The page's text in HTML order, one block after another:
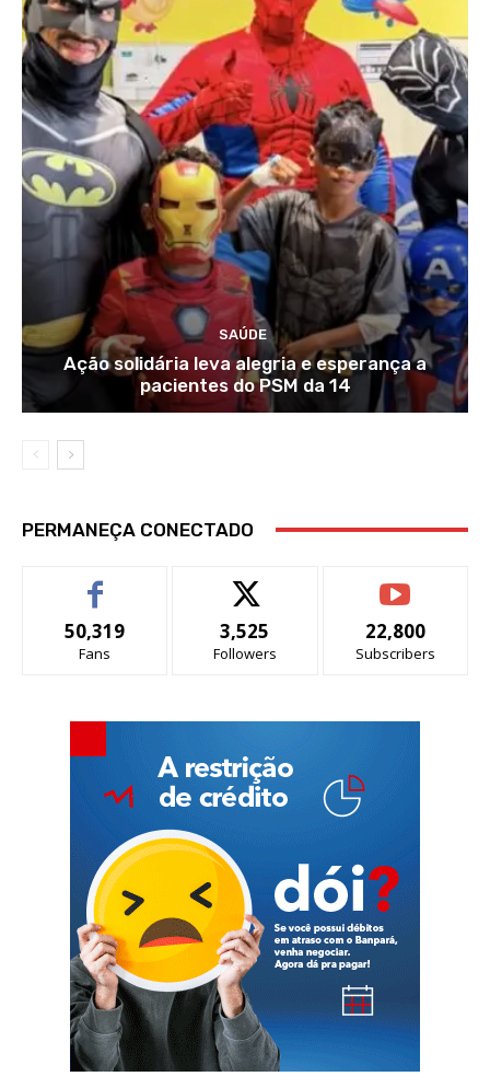
SAÚDE
Ação solidária leva alegria e esperança a
pacientes do PSM da 14
PERMANEÇA CONECTADO
50,319
Fans
3,525
Followers
22,800
Subscribers